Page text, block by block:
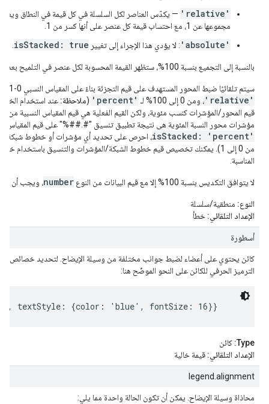
'relative' — يكدّس العناصر لكل السلسلة في كل قيمة في النطاق
مجموعها عن 1، مع احتساب قيمة كل عنصر على أنها كسر من 1.
'absolute' : لا يؤدي هذا الإجراء إلى تغيير isStacked: true
بالنسبة إلى التجميع بنسبة 100%، ستظهر القيمة المحسوبة لكل عنصر في التلميح بعد قيمته الفعلية.
سيتم تلقائيًا ضبط المحور المستهدف على قيم التجزئة بناءً على المقياس النسبي 0-1 ككسور بنسبة 1 لـ
'relative'، ومن 0 إلى 100% لـ 'percent'
(ملاحظة: عند استخدام
مؤشرات محور النسبة المئوية هي نتيجة تطبيق تنسيق "#.##%" على قيم المقياس النسبية 0-1. عند
isStacked: 'percent'، احرص على تحديد أي مؤشرات أو خطوط شبكة
من 0 إلى 1). يمكنك تخصيص قيم خطوط الشبكة/المؤشرات والتنسيق باستخدام خيارات
المناسبة.
لا يتوافق التكديس بنسبة 100% إلا مع قيم البيانات من النوع number، ويجب أن
النوع: منطقية/سلسلة
الإعداد التلقائي: خطأ
أسطورة
كائن يحتوي على أعضاء لضبط جوانب مختلفة من وسيلة الإيضاح. لتحديد خصائص هذا
الترميز الحرفي للكائن على النحو الموضّح هنا:
textStyle: {color: 'blue', fontSize: 16}}
Type: كائن
الإعداد التلقائي: قيمة خالية
legend.alignment
محاذاة وسيلة الإيضاح. يمكن أن تكون الحالة واحدة مما يلي: